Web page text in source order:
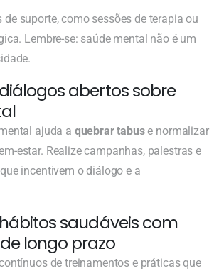
de suporte, como sessões de terapia ou
Lembre-se: saúde mental não é um
abertos sobre
ajuda a quebrar tabuse normalizar
estar. Realize campanhas, palestras e
incentivem o diálogo e a
saudáveis com
longo prazo
de treinamentos e práticas que